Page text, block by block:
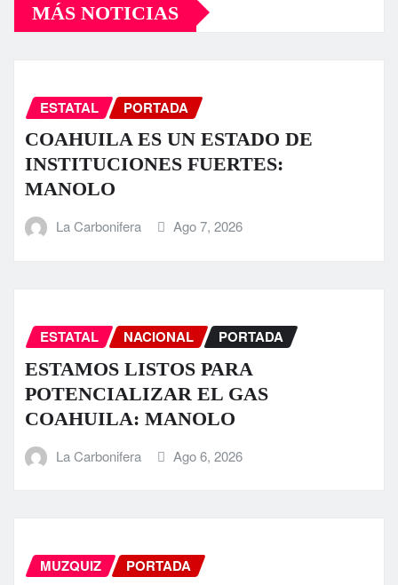
MÁS NOTICIAS
ESTATAL PORTADA
COAHUILA ES UN ESTADO DE
INSTITUCIONES FUERTES:
MANOLO
La Carbonifera Ago 7, 2026
ESTATAL NACIONAL PORTADA
ESTAMOS LISTOS PARA
POTENCIALIZAR EL GAS
COAHUILA: MANOLO
La Carbonifera Ago 6, 2026
MUZQUIZ PORTADA